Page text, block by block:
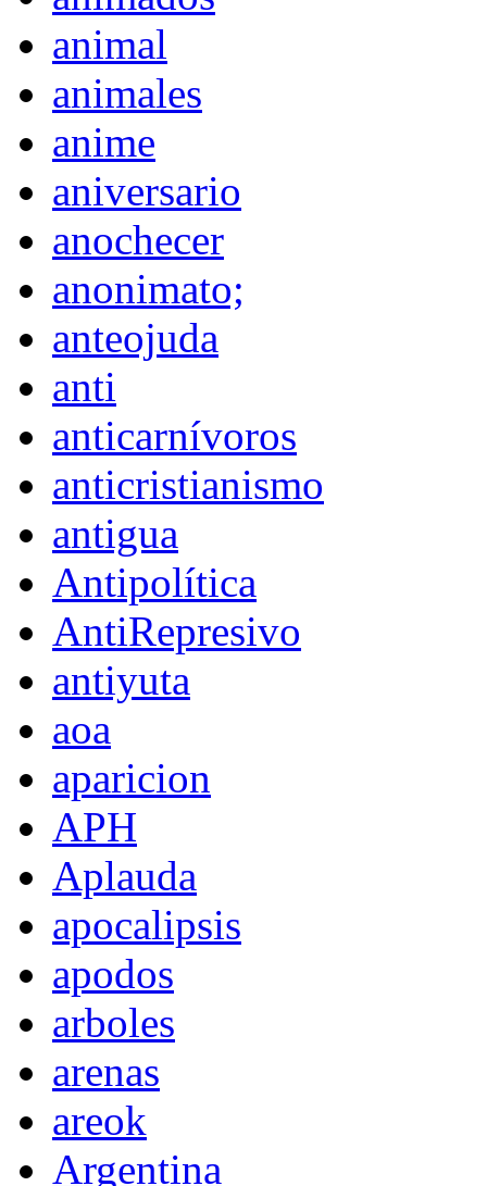
animal
animales
anime
aniversario
anochecer
anonimato;
anteojuda
anti
anticarnívoros
anticristianismo
antigua
Antipolítica
AntiRepresivo
antiyuta
aoa
aparicion
APH
Aplauda
apocalipsis
apodos
arboles
arenas
areok
Argentina